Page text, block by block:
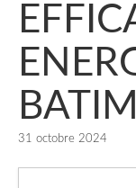
31 octobre 2024